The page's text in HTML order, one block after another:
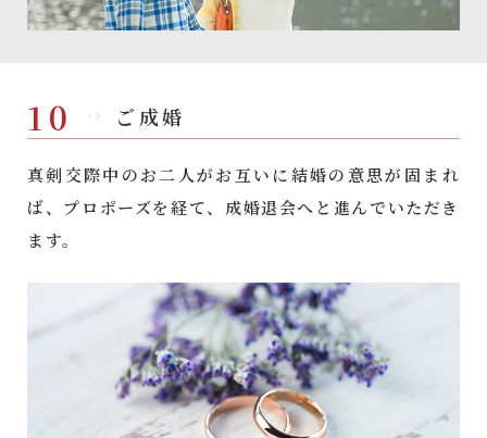
10 ご成婚
真剣交際中のお二人がお互いに結婚の意思が固まれ
ば、プロポーズを経て、成婚退会へと進んでいただき
ます。